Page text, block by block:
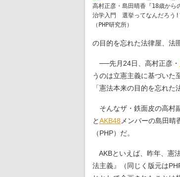
高村正彦・島田晴香『18歳から
治学入門　選挙ってなんだろう
（PHP研究所）
の目的を忘れた法律屋、法
──先月24日、高村正彦・
うのは立憲主義に基づいた
「憲法本来の目的を忘れた
そんなザ・鉄面皮の高村
とAKB48 メンバーの島田
（PHP）だ。
AKBといえば、昨年、憲
法主義』（同じく版元は